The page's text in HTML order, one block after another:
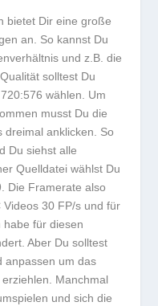
bietet Dir eine große
an. So kannst Du
und z.B. die
solltest Du
wählen. Um
musst Du die
dreimal anklicken. So
Du siehst alle
Quelldatei wählst Du
Die Framerate also
30 FP/s und für
habe für diesen
Aber Du solltest
anpassen um das
Manchmal
und sich die